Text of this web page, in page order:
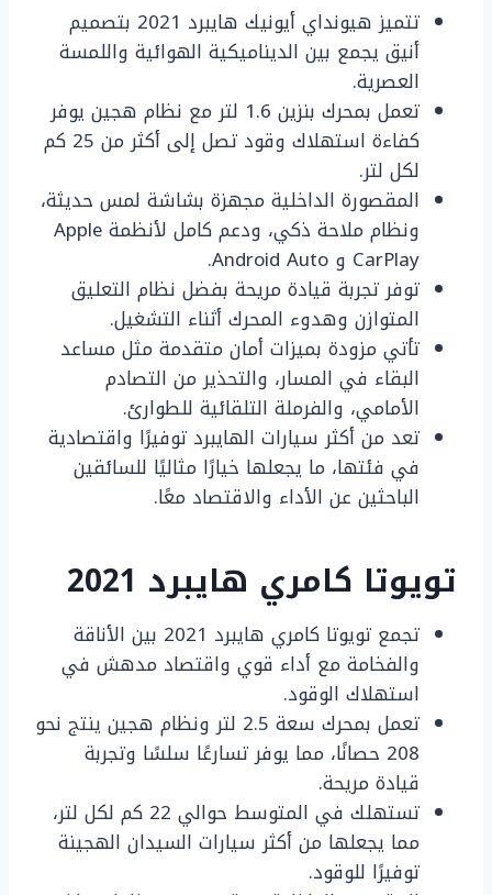
تتميز هيونداي أيونيك هايبرد 2021 بتصميم
أنيق يجمع بين الديناميكية الهوائية واللمسة
العصرية.
تعمل بمحرك بنزين 1.6 لتر مع نظام هجين يوفر
كفاءة استهلاك وقود تصل إلى أكثر من 25 كم
لكل لتر.
المقصورة الداخلية مجهزة بشاشة لمس حديثة،
ونظام ملاحة ذكي، ودعم كامل لأنظمة Apple
CarPlay و Android Auto.
توفر تجربة قيادة مريحة بفضل نظام التعليق
المتوازن وهدوء المحرك أثناء التشغيل.
تأتي مزودة بميزات أمان متقدمة مثل مساعد
البقاء في المسار، والتحذير من التصادم
الأمامي، والفرملة التلقائية للطوارئ.
تعد من أكثر سيارات الهايبرد توفيرًا واقتصادية
في فئتها، ما يجعلها خيارًا مثاليًا للسائقين
الباحثين عن الأداء والاقتصاد معًا.
تويوتا كامري هايبرد 2021
تجمع تويوتا كامري هايبرد 2021 بين الأناقة
والفخامة مع أداء قوي واقتصاد مدهش في
استهلاك الوقود.
تعمل بمحرك سعة 2.5 لتر ونظام هجين ينتج نحو
208 حصانًا، مما يوفر تسارعًا سلسًا وتجربة
قيادة مريحة.
تستهلك في المتوسط حوالي 22 كم لكل لتر،
مما يجعلها من أكثر سيارات السيدان الهجينة
توفيرًا للوقود.